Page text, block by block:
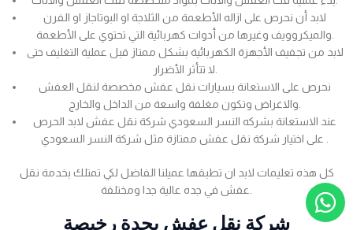
لابد أن نحرص على ازاله الأطعمة من الثلاجة او البوتاجاز او الفرن
لابد من تجفيف الأجهزة الكهربائية بشكل ممتاز قبل عملية التغليف حتى
نحرص على الاستعانة بسيارات نقل عفش مخصصة لنقل العفش
عند الاستعانة بشركه النسر السعودي شركة نقل عفش لابد الحرص
كل هذه تعليمات لابد ان تطبقها عميلنا الفاضل لكي تمتلك بخدمة نقل
شركة نقل عفش بجدة رخيصة